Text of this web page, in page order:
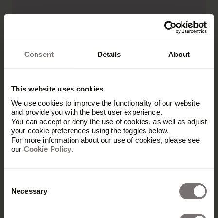
Consent Details About
This website uses cookies
We use cookies to improve the functionality of our website
and provide you with the best user experience.
You can accept or deny the use of cookies, as well as adjust
your cookie preferences using the toggles below.
For more information about our use of cookies, please see
our Cookie Policy.
Selection
Necessary